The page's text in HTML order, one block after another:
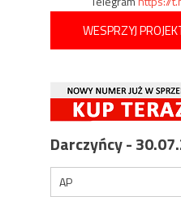
WESPRZYJ
Darczyńcy -
AP